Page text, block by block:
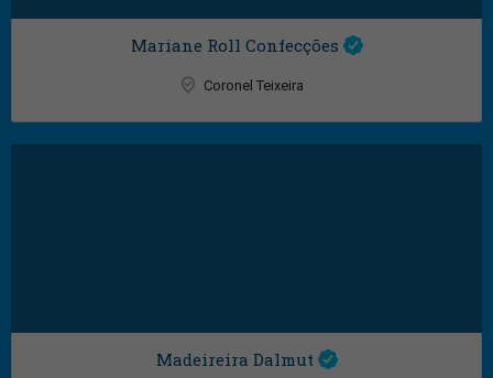
Mariane Roll Confecções
Coronel Teixeira
Madeireira Dalmut